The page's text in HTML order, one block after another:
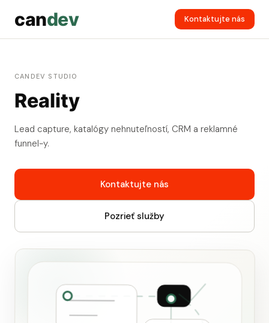
candev Kontaktujte nás
CANDEV STUDIO
Reality
Lead capture, katalógy nehnuteľností, CRM a reklamné
funnel-y.
Kontaktujte nás
Pozrieť služby